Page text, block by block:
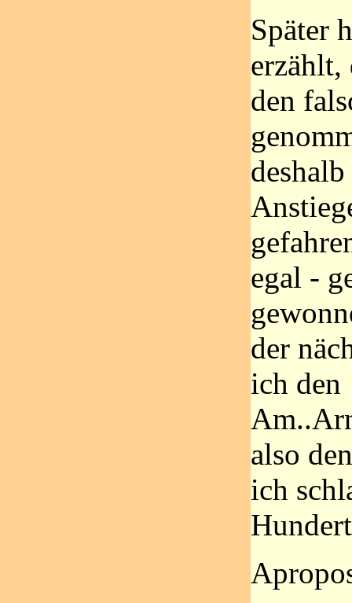
Später
erzählt,
den
egal -
der
ich den
also
ich